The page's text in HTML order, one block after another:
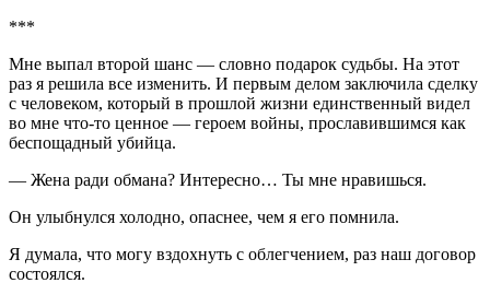
***
Мне выпал второй шанс — словно подарок судьбы. На этот
раз я решила все изменить. И первым делом заключила сделку
с человеком, который в прошлой жизни единственный видел
во мне что-то ценное — героем войны, прославившимся как
беспощадный убийца.
— Жена ради обмана? Интересно… Ты мне нравишься.
Он улыбнулся холодно, опаснее, чем я его помнила.
Я думала, что могу вздохнуть с облегчением, раз наш договор
состоялся.